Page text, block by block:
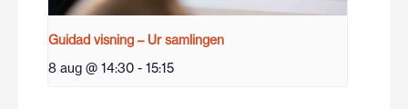
Guidad visning – Ur samlingen
8 aug @ 14:30 - 15:15